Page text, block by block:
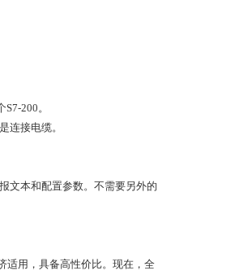
200。
连接电缆。
文本和配置参数。不需要另外的
适用，具备高性价比。现在，全